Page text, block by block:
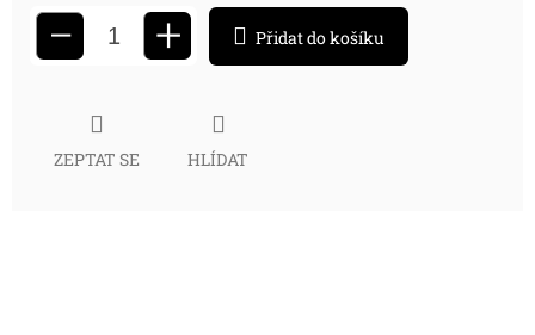
− + Přidat do košíku
ZEPTAT SE HLÍDAT